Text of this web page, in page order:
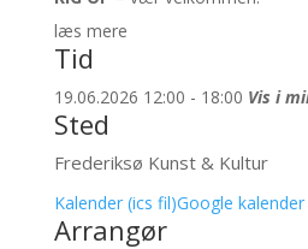
læs mere
Tid
19.06.2026 12:00 - 18:00 Vis i
Sted
Frederiksø Kunst & Kultur
Kalender (ics fil)Google kalender
Arrangør